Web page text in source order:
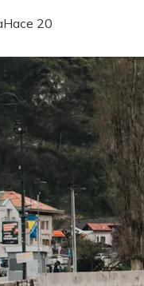
Hace 20